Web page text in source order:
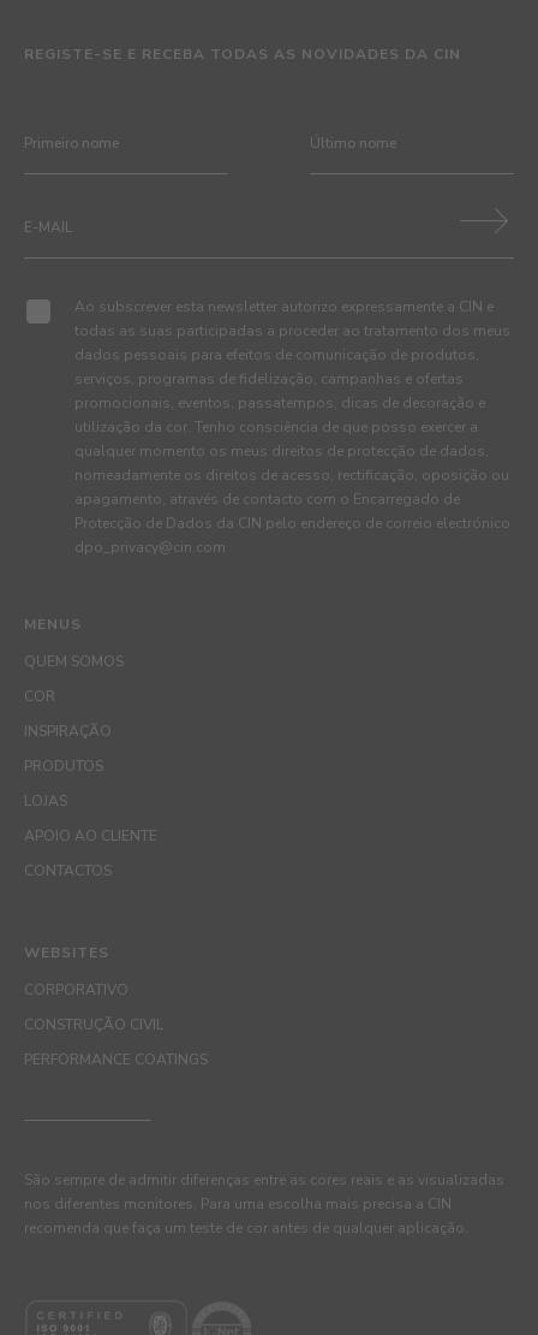
MENUS
QUEM SOMOS
COR
INSPIRAÇÃO
PRODUTOS
LOJAS
APOIO AO CLIENTE
CONTACTOS
REGISTE-SE E RECEBA TODAS AS NOVIDADES DA CIN
Ao subscrever esta newsletter autorizo expressamente a CIN e
todas as suas participadas a proceder ao tratamento dos meus
dados pessoais para efeitos de comunicação de produtos,
serviços, programas de fidelização, campanhas e ofertas
promocionais, eventos, passatempos, dicas de decoração e
utilização da cor. Tenho consciência de que posso exercer a
qualquer momento os meus direitos de protecção de dados,
nomeadamente os direitos de acesso, rectificação, oposição ou
apagamento, através de contacto com o Encarregado de
Protecção de Dados da CIN pelo endereço de correio electrónico
dpo_privacy@cin.com
WEBSITES
CORPORATIVO
CONSTRUÇÃO CIVIL
PERFORMANCE COATINGS
São sempre de admitir diferenças entre as cores reais e as visualizadas
nos diferentes monitores. Para uma escolha mais precisa a CIN
recomenda que faça um teste de cor antes de qualquer aplicação.